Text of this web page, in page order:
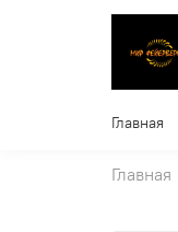
Главная
Главная